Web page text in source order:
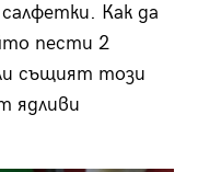
Как да
пести 2
същият този
ядливи